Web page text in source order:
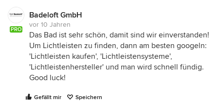
PRO
Badeloft GmbH
vor 10 Jahren
Das Bad ist sehr schön, damit sind wir einverstanden!
Um Lichtleisten zu finden, dann am besten googeln:
'Lichtleisten kaufen', 'Lichtleistensysteme',
'Lichtleistenhersteller' und man wird schnell fündig.
Good luck!
Gefällt mir Speichern